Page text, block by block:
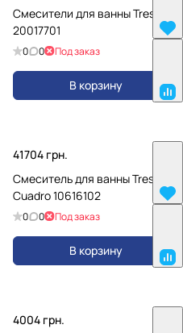
Смесители для ванны Tres Loft
20017701
0 0 Под заказ
В корзину
41704 грн.
Смеситель для ванны Tres
Cuadro 10616102
0 0 Под заказ
В корзину
4004 грн.